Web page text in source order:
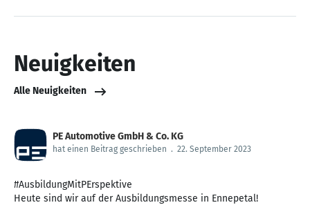
Neuigkeiten
Alle Neuigkeiten
PE Automotive GmbH & Co. KG
hat einen Beitrag geschrieben . 22. September 2023
#AusbildungMitPErspektive
Heute sind wir auf der Ausbildungsmesse in Ennepetal!